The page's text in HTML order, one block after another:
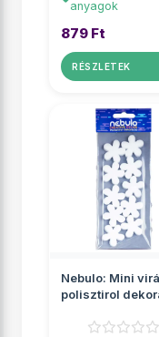
anyagok
879 Ft
RÉSZLETEK
Nebulo: Mini
polisztirol